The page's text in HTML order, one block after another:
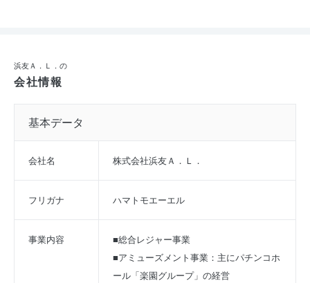
浜友Ａ．Ｌ．の
会社情報
基本データ
会社名 株式会社浜友Ａ．Ｌ．
フリガナ ハマトモエーエル
事業内容
■総合レジャー事業
■アミューズメント事業：主にパチンコホ
ール「楽園グループ」の経営